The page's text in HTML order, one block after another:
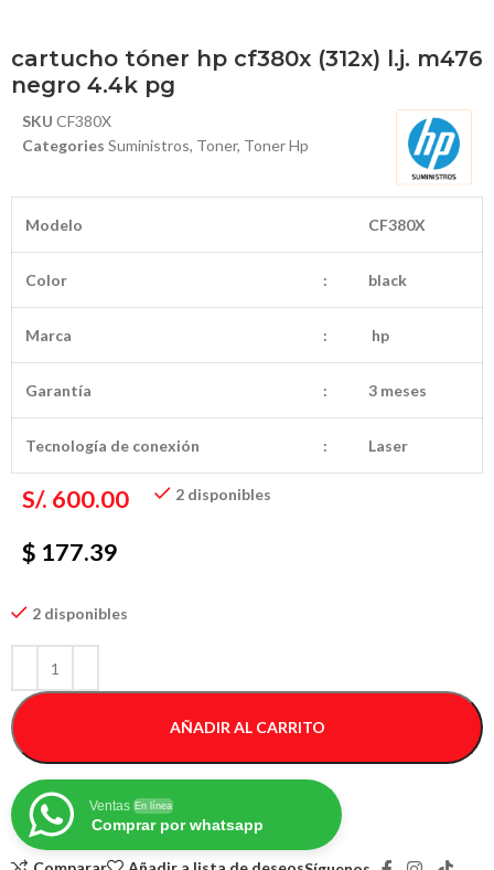
cartucho tóner hp cf380x (312x) l.j. m476
negro 4.4k pg
SKU CF380X
Categories Suministros, Toner, Toner Hp
Modelo CF380X
Color : black
Marca : hp
Garantía : 3 meses
Tecnología de conexión : Laser
S/. 600.00
$ 177.39
2 disponibles
2 disponibles
AÑADIR AL CARRITO
Ventas En línea
Comprar por whatsapp